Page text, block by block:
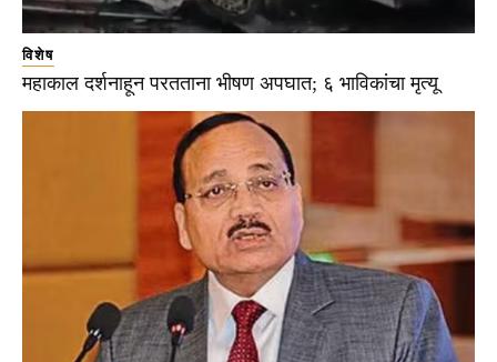
विशेष
महाकाल दर्शनाहून परतताना भीषण अपघात; ६ भाविकांचा मृत्यू